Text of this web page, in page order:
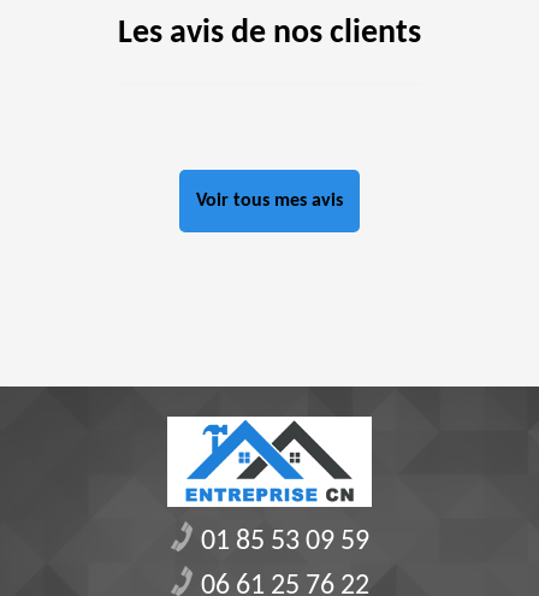
Les avis de nos clients
Voir tous mes avis
01 85 53 09 59
06 61 25 76 22